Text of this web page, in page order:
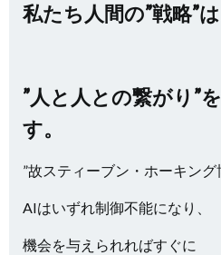
私たち人間の”戦略”は
”人と人との繋がり”
す。
”故スティーブン・ホーキング
AIはいずれ制御不能になり、
機会を与えられればすぐに